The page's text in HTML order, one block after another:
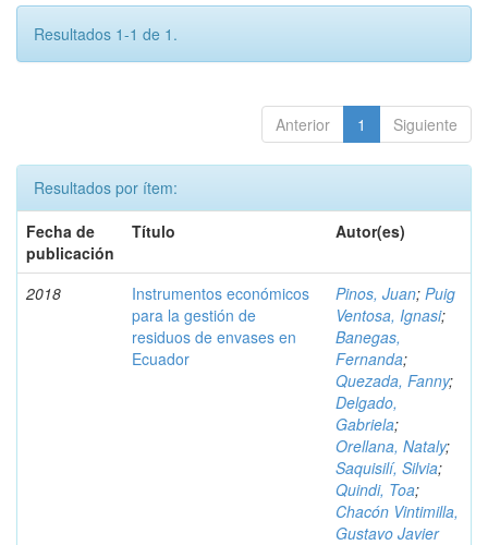
Resultados 1-1 de 1.
Anterior 1 Siguiente
Resultados por ítem:
Fecha de
publicación
Título Autor(es)
2018
Instrumentos económicos
para la gestión de
residuos de envases en
Ecuador
Pinos, Juan; Puig
Ventosa, Ignasi;
Banegas,
Fernanda;
Quezada, Fanny;
Delgado,
Gabriela;
Orellana, Nataly;
Saquisilí, Silvia;
Quindi, Toa;
Chacón Vintimilla,
Gustavo Javier